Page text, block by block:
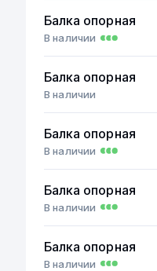
Балка опорная
В наличии
Балка опорная
В наличии
Балка опорная
В наличии
Балка опорная
В наличии
Балка опорная
В наличии